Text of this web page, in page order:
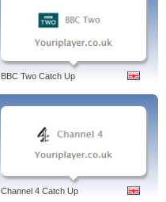
BBC Two Catch Up
Channel 4 Catch Up